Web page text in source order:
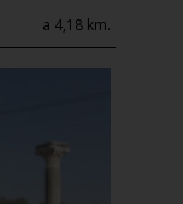
a 4,18 km.